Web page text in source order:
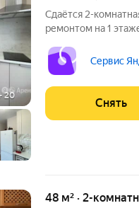
20
Сдаётся 2-
ремонтом на 1
Пылесос Площадь
Сервис
Снять
48 м² · 2-